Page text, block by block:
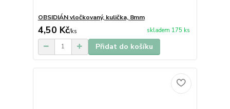
OBSIDIÁN vločkovaný, kulička, 8mm
4,50 Kč/ks skladem 175 ks
Přidat do košíku